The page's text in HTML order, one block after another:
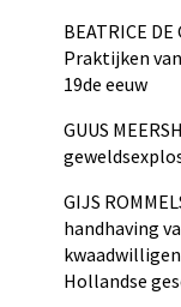
BEATRICE
Praktijken
19de eeuw
GUUS
GIJS
handhaving
Hollandse